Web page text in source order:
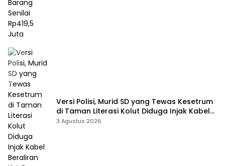
Versi Polisi, Murid SD yang Tewas Kesetrum
di Taman Literasi Kolut Diduga Injak Kabel
Beraliran Listrik
3 Agustus 2026